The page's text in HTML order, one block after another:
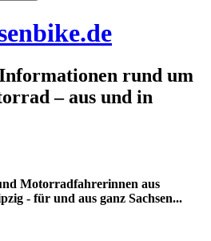
rund um
– aus und in
Motorradfahrerinnen aus
- für und aus ganz Sachsen...